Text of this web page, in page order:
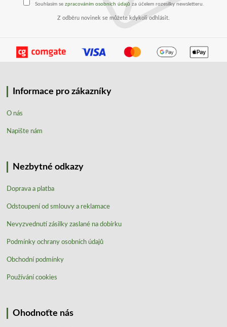
Souhlasím se zpracováním osobních údajů za účelem rozesílky newsletteru.
Z odběru novinek se můžete kdykoli odhlásit.
Informace pro zákazníky
O nás
Napište nám
Nezbytné odkazy
Doprava a platba
Odstoupení od smlouvy a reklamace
Nevyzvednutí zásilky zaslané na dobírku
Podmínky ochrany osobních údajů
Obchodní podmínky
Používání cookies
Ohodnoťte nás